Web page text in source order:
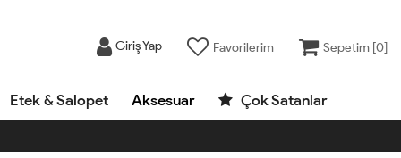
Giriş Yap Favorilerim Sepetim [0]
Etek & Salopet Aksesuar Çok Satanlar